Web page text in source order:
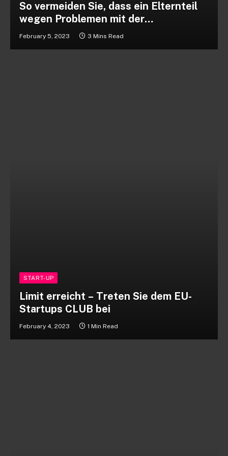
So vermeiden Sie, dass ein Elternteil
wegen Problemen mit der
Kinderbetreuung kündigt
February 5, 2023 3 Mins Read
START-UP
Limit erreicht – Treten Sie dem EU-
Startups CLUB bei
February 4, 2023 1 Min Read